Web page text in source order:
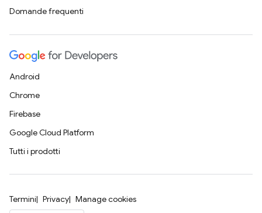
Domande frequenti
Android
Chrome
Firebase
Google Cloud Platform
Tutti i prodotti
Termini Privacy Manage cookies